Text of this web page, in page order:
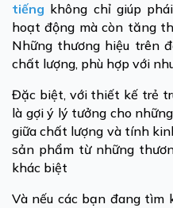
tiếng không chỉ giúp
hoạt động mà còn tăng
Những thương hiệu trên
chất lượng, phù hợp với
Đặc biệt, với thiết kế trẻ
là gợi ý lý tưởng cho
giữa chất lượng và tính
sản phẩm từ những
khác biệt
Và nếu các bạn đang tìm